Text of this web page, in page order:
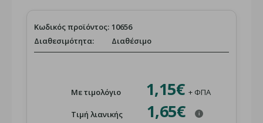
Κωδικός προϊόντος: 10656
Διαθεσιμότητα:
Διαθέσιμο
Με τιμολόγιο 1,15€ + ΦΠΑ
Τιμή λιανικής 1,65€ i